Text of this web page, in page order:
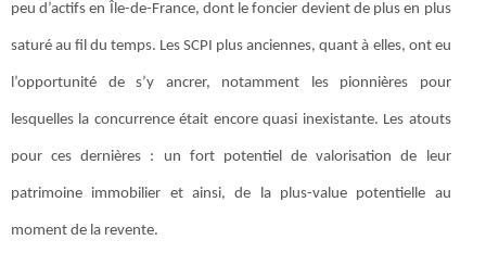
peu d’actifs en Île-de-France, dont le foncier devient de plus en plus
saturé au fil du temps. Les SCPI plus anciennes, quant à elles, ont eu
l’opportunité de s’y ancrer, notamment les pionnières pour
lesquelles la concurrence était encore quasi inexistante. Les atouts
pour ces dernières : un fort potentiel de valorisation de leur
patrimoine immobilier et ainsi, de la plus-value potentielle au
moment de la revente.